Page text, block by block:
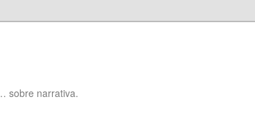
sobre narrativa.